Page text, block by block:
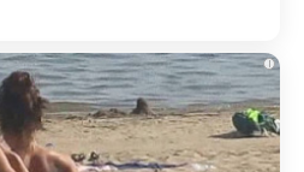
i